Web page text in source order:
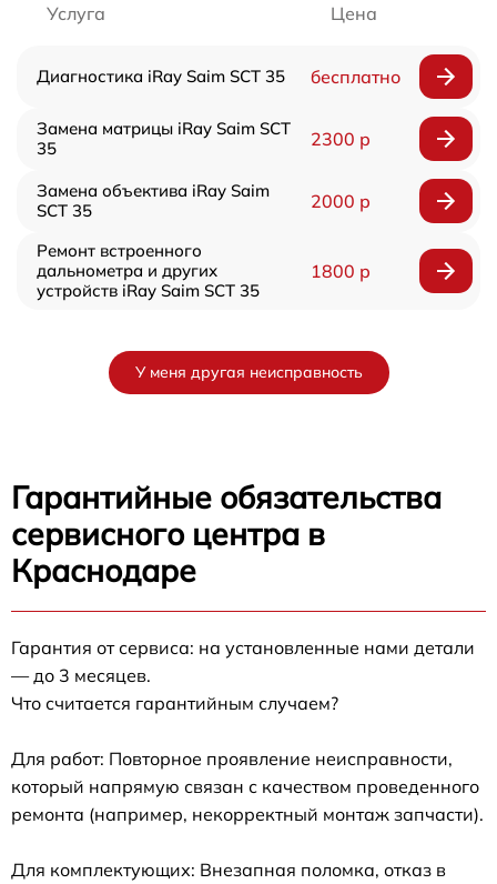
Услуга Цена
Диагностика iRay Saim SCT 35 бесплатно
Замена матрицы iRay Saim SCT
35
2300 р
Замена объектива iRay Saim
SCT 35
2000 р
Ремонт встроенного
дальнометра и других
устройств iRay Saim SCT 35
1800 р
У меня другая неисправность
Гарантийные обязательства
сервисного центра в
Краснодаре
Гарантия от сервиса: на установленные нами детали
— до 3 месяцев.
Что считается гарантийным случаем?
Для работ: Повторное проявление неисправности,
который напрямую связан с качеством проведенного
ремонта (например, некорректный монтаж запчасти).
Для комплектующих: Внезапная поломка, отказ в